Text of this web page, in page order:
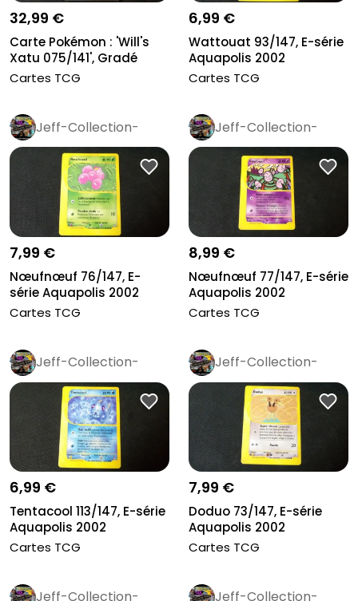
32,99 €
Carte Pokémon : 'Will's
Xatu 075/141', Gradé
Colle...
Cartes TCG
6,99 €
Wattouat 93/147, E-série
Aquapolis 2002
Cartes TCG
Jeff-Collection-
Rétro Pro
7,99 €
Nœufnœuf 76/147, E-
série Aquapolis 2002
Cartes TCG
Jeff-Collection-
Rétro Pro
8,99 €
Nœufnœuf 77/147, E-série
Aquapolis 2002
Cartes TCG
Jeff-Collection-
Rétro Pro
6,99 €
Tentacool 113/147, E-série
Aquapolis 2002
Cartes TCG
Jeff-Collection-
Rétro Pro
7,99 €
Doduo 73/147, E-série
Aquapolis 2002
Cartes TCG
Jeff-Collection- Jeff-Collection-